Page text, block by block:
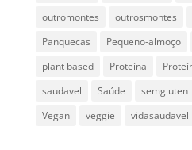
outromontes
outrosmontes
Panquecas
Pequeno-almoço
plant based
Proteína
saudavel
Saúde semgluten
Vegan
veggie vidasaudavel